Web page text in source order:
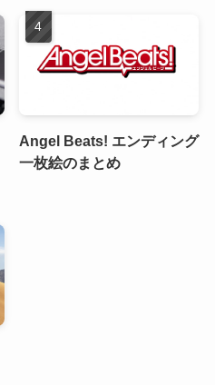
Angel Beats! エンディング
一枚絵のまとめ